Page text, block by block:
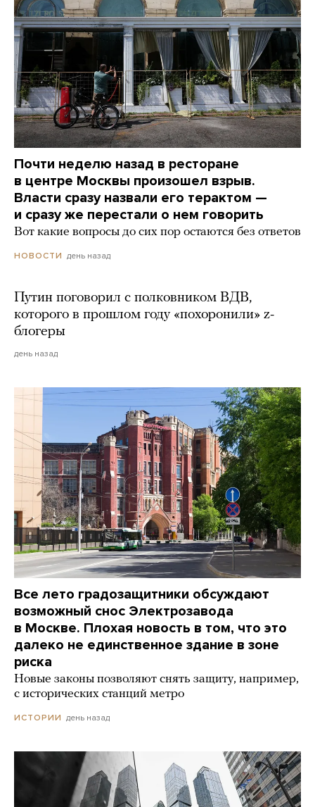
Почти неделю назад в ресторане
в центре Москвы произошел взрыв.
Власти сразу назвали его терактом —
и сразу же перестали о нем говорить
Вот какие вопросы до сих пор остаются без ответов
НОВОСТИ день назад
Путин поговорил с полковником ВДВ,
которого в прошлом году «похоронили» z-
блогеры
день назад
Все лето градозащитники обсуждают
возможный снос Электрозавода
в Москве. Плохая новость в том, что это
далеко не единственное здание в зоне
риска
Новые законы позволяют снять защиту, например,
с исторических станций метро
ИСТОРИИ день назад